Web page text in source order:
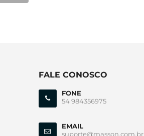
FALE CONOSCO
FONE
54 984356975
EMAIL
suporte@masson.com.br